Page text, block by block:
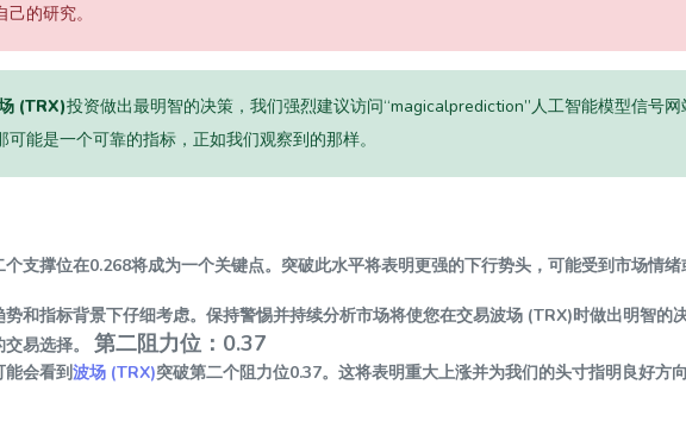
的研究。
(TRX)投资做出最明智的决策，我们强烈建议访问“magicalprediction”人工智能模型信号
能是一个可靠的指标，正如我们观察到的那样。
支撑位在0.268将成为一个关键点。突破此水平将表明更强的下行势头，可能受到市场情绪
和指标背景下仔细考虑。保持警惕并持续分析市场将使您在交易波场 (TRX)时做出明智的
易选择。 第二阻力位：0.37
能会看到波场 (TRX)突破第二个阻力位0.37。这将表明重大上涨并为我们的头寸指明良好方向